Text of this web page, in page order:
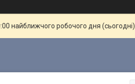
найближчого робочого дня (сьогодні).